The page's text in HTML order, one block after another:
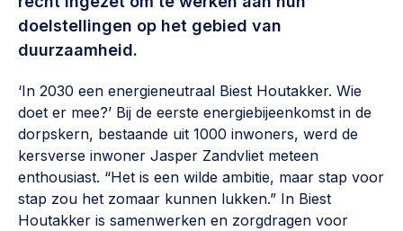
Wijkaanpak
Weerbare gemeenschappen
Voorbereiden op crisis, noodsteunpunten,
ontmoetingsplekken >
Buurtenergie
Energiecollectieven, buurt vergroenen, SDG >
doelstellingen op het gebied van
duurzaamheid.
‘In 2030 een energieneutraal Biest Houtakker. Wie
doet er mee?’ Bij de eerste energiebijeenkomst in de
dorpskern, bestaande uit 1000 inwoners, werd de
kersverse inwoner Jasper Zandvliet meteen
enthousiast. “Het is een wilde ambitie, maar stap voor
stap zou het zomaar kunnen lukken.” In Biest
Houtakker is samenwerken en zorgdragen voor